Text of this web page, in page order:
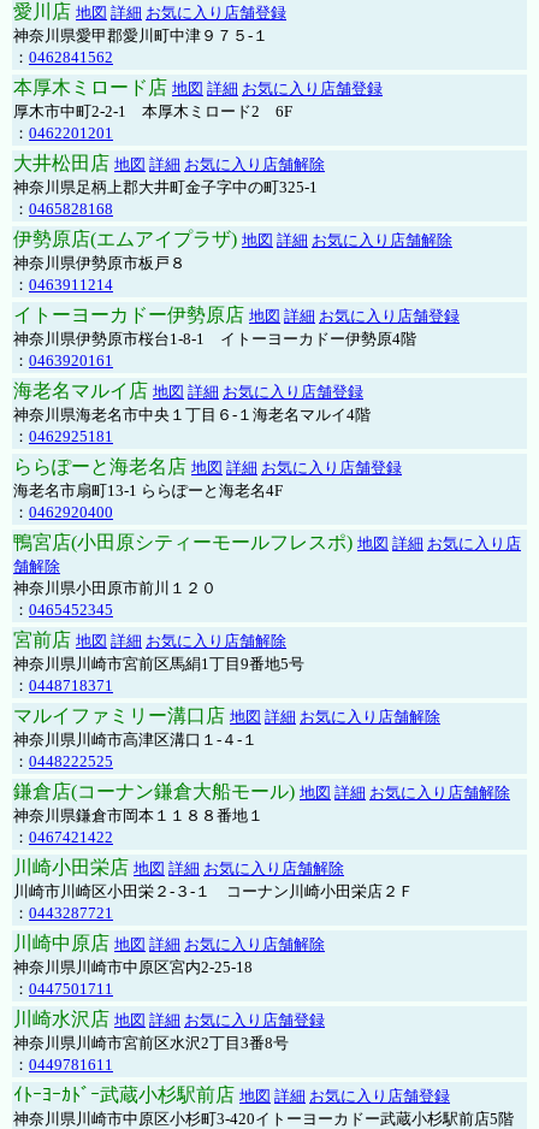
愛川店 地図 詳細 お気に入り店舗登録
神奈川県愛甲郡愛川町中津９７５-１
： 0462841562
本厚木ミロード店 地図 詳細 お気に入り店舗登録
厚木市中町2-2-1 本厚木ミロード2 6F
： 0462201201
大井松田店 地図 詳細 お気に入り店舗解除
神奈川県足柄上郡大井町金子字中の町325-1
： 0465828168
伊勢原店(エムアイプラザ) 地図 詳細 お気に入り店舗解除
神奈川県伊勢原市板戸８
： 0463911214
イトーヨーカドー伊勢原店 地図 詳細 お気に入り店舗登録
神奈川県伊勢原市桜台1-8-1 イトーヨーカドー伊勢原4階
： 0463920161
海老名マルイ店 地図 詳細 お気に入り店舗登録
神奈川県海老名市中央１丁目６-１海老名マルイ4階
： 0462925181
ららぽーと海老名店 地図 詳細 お気に入り店舗登録
海老名市扇町13-1 ららぽーと海老名4F
： 0462920400
鴨宮店(小田原シティーモールフレスポ) 地図 詳細 お気に入り店
舗解除
神奈川県小田原市前川１２０
： 0465452345
宮前店 地図 詳細 お気に入り店舗解除
神奈川県川崎市宮前区馬絹1丁目9番地5号
： 0448718371
マルイファミリー溝口店 地図 詳細 お気に入り店舗解除
神奈川県川崎市高津区溝口１-４-１
： 0448222525
鎌倉店(コーナン鎌倉大船モール) 地図 詳細 お気に入り店舗解除
神奈川県鎌倉市岡本１１８８番地１
： 0467421422
川崎小田栄店 地図 詳細 お気に入り店舗解除
川崎市川崎区小田栄２‐３‐１ コーナン川崎小田栄店２Ｆ
： 0443287721
川崎中原店 地図 詳細 お気に入り店舗解除
神奈川県川崎市中原区宮内2-25-18
： 0447501711
川崎水沢店 地図 詳細 お気に入り店舗登録
神奈川県川崎市宮前区水沢2丁目3番8号
： 0449781611
ｲﾄｰﾖｰｶﾄﾞｰ武蔵小杉駅前店 地図 詳細 お気に入り店舗登録
神奈川県川崎市中原区小杉町3-420イトーヨーカドー武蔵小杉駅前店5階